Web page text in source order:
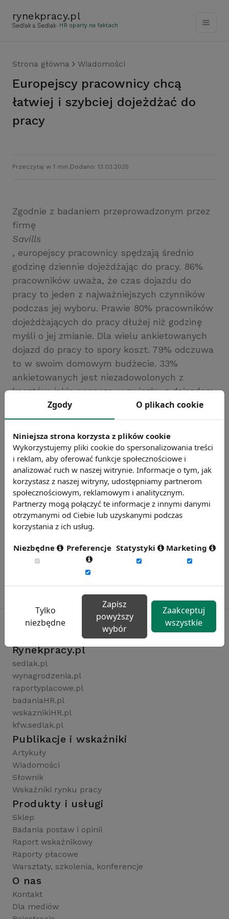
rynekpracy.pl
- HR oparty na faktach
Strona główna Wiadomości
Europejscy pracownicy chcą
łatwiej i szybciej dojeżdżać do
pracy
Przeczytaj w 1 min. Dodano: 13.03.2025
Zgodnie z badaniem przeprowadzonym przez
firmę
Savills
, europejscy pracownicy spędzają średnio
godzinę dziennie dojeżdżając do pracy. 86%
pracowników uważa, że czas dojazdu do
pracy to jeden z najważniejszych czynników
podczas jej wyboru. Prawie 80% pracowników
dojeżdżających do pracy dłużej niż godzinę
myśli o jej zmianie. Dla wielu ankietowanych
dojazd do pracy to spory koszt. 79% odczuwa
to w swoim domowym budżecie. 33%
ankietowanych jest niezadowolonych z
kosztów, jakie ponoszą w związku z dojazdem
do pracy.
Źródło: https://www.transport-publiczny.pl/
Chcesz wiedzieć więcej?
Zobacz więcej wiadomości
Rynekpracy.pl
sedlak.pl
wynagrodzenia.pl
raportyplacowe.pl
badaniaHR.pl
wskaznikiHR.pl
kfw.sedlak.pl
Publikacje i wskaźniki
Artykuły
Wiadomości
Słownik
Wskaźniki rynku pracy
Produkty i usługi
Sklep
Badania postaw i opinii
Raport wskaźnikowy
Raporty płacowe
Warsztaty, szkolenia, konferencje
O nas
Kontakt
Dla mediów
Zgody O plikach cookie
Niniejsza strona korzysta z plików cookie
Wykorzystujemy pliki cookie do spersonalizowania treści
i reklam, aby oferować funkcje społecznościowe i
analizować ruch w naszej witrynie. Informacje o tym, jak
korzystasz z naszej witryny, udostępniamy partnerom
społecznościowym, reklamowym i analitycznym.
Partnerzy mogą połączyć te informacje z innymi danymi
otrzymanymi od Ciebie lub uzyskanymi podczas
korzystania z ich usług.
Niezbędne Preferencje Statystyki Marketing
Tylko
niezbędne
Zapisz
powyższy
wybór
Zaakceptuj
wszystkie